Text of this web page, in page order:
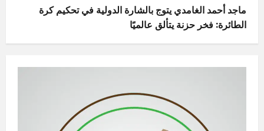
ماجد أحمد الغامدي يتوج بالشارة الدولية في تحكيم كرة
الطائرة: فخر حزنة يتألق عالميًا